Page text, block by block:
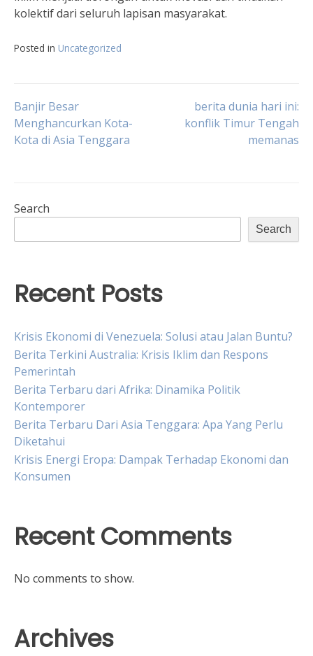
kolektif dari seluruh lapisan masyarakat.
Posted in Uncategorized
Post
navigation
Banjir Besar
Menghancurkan Kota-
Kota di Asia Tenggara
berita dunia hari ini:
konflik Timur Tengah
memanas
Search
Search
Recent Posts
Krisis Ekonomi di Venezuela: Solusi atau Jalan Buntu?
Berita Terkini Australia: Krisis Iklim dan Respons
Pemerintah
Berita Terbaru dari Afrika: Dinamika Politik
Kontemporer
Berita Terbaru Dari Asia Tenggara: Apa Yang Perlu
Diketahui
Krisis Energi Eropa: Dampak Terhadap Ekonomi dan
Konsumen
Recent Comments
No comments to show.
Archives